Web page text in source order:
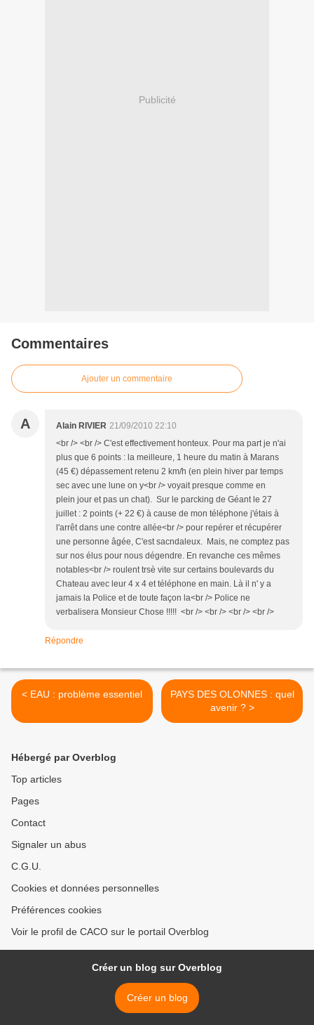
Publicité
Commentaires
Ajouter un commentaire
A Alain RIVIER 21/09/2010 22:10
<br /> <br /> C'est effectivement honteux. Pour ma part je n'ai
plus que 6 points : la meilleure, 1 heure du matin à Marans
(45 €) dépassement retenu 2 km/h (en plein hiver par temps
sec avec une lune on y<br /> voyait presque comme en
plein jour et pas un chat). Sur le parcking de Géant le 27
juillet : 2 points (+ 22 €) à cause de mon téléphone j'étais à
l'arrêt dans une contre allée<br /> pour repérer et récupérer
une personne âgée, C'est sacndaleux. Mais, ne comptez pas
sur nos élus pour nous dégendre. En revanche ces mêmes
notables<br /> roulent trsè vite sur certains boulevards du
Chateau avec leur 4 x 4 et téléphone en main. Là il n' y a
jamais la Police et de toute façon la<br /> Police ne
verbalisera Monsieur Chose !!!!! <br /> <br /> <br /> <br />
Répondre
< EAU : problème essentiel
PAYS DES OLONNES : quel
avenir ? >
Hébergé par Overblog
Top articles
Pages
Contact
Signaler un abus
C.G.U.
Cookies et données personnelles
Préférences cookies
Voir le profil de CACO sur le portail Overblog
Créer un blog sur Overblog
Créer un blog